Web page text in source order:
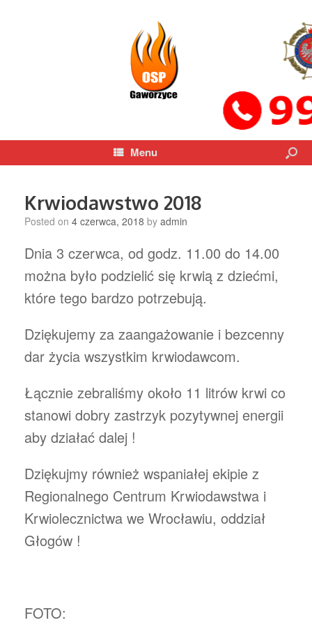
Menu
Krwiodawstwo 2018
Posted on 4 czerwca, 2018 by admin
Dnia 3 czerwca, od godz. 11.00 do 14.00
można było podzielić się krwią z dziećmi,
które tego bardzo potrzebują.
Dziękujemy za zaangażowanie i bezcenny
dar życia wszystkim krwiodawcom.
Łącznie zebraliśmy około 11 litrów krwi co
stanowi dobry zastrzyk pozytywnej energii
aby działać dalej !
Dziękujmy również wspaniałej ekipie z
Regionalnego Centrum Krwiodawstwa i
Krwiolecznictwa we Wrocławiu, oddział
Głogów !
FOTO: